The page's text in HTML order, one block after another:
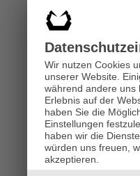
Wir nutzen Cookies
unserer Website.
während andere uns
Erlebnis auf der
haben Sie die
Einstellungen
haben wir die
würden uns freuen,
akzeptieren.
aktuellen Set. Zusätzlich
werden Preis-Packs
Platzierung
Was ist eine Liga-
Herausforderung?
Liga-